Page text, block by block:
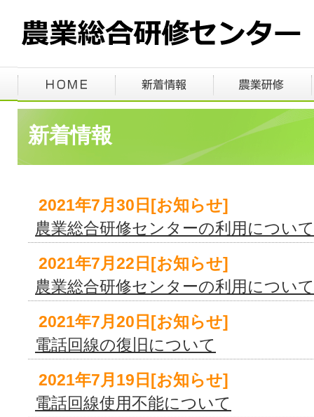
新着情報
2021年7月30日[お知らせ]
農業総合研修センターの利用について
2021年7月22日[お知らせ]
農業総合研修センターの利用について
2021年7月20日[お知らせ]
電話回線の復旧について
2021年7月19日[お知らせ]
電話回線使用不能について